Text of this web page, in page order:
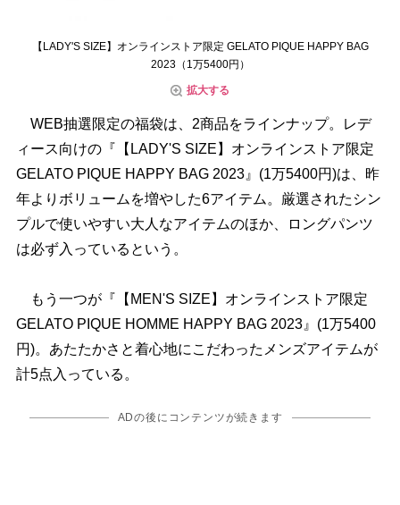
【LADY'S SIZE】オンラインストア限定 GELATO PIQUE HAPPY BAG
2023（1万5400円）
拡大する
WEB抽選限定の福袋は、2商品をラインナップ。レデ
ィース向けの『【LADY'S SIZE】オンラインストア限定
GELATO PIQUE HAPPY BAG 2023』(1万5400円)は、昨
年よりボリュームを増やした6アイテム。厳選されたシン
プルで使いやすい大人なアイテムのほか、ロングパンツ
は必ず入っているという。
もう一つが『【MEN'S SIZE】オンラインストア限定
GELATO PIQUE HOMME HAPPY BAG 2023』(1万5400
円)。あたたかさと着心地にこだわったメンズアイテムが
計5点入っている。
ADの後にコンテンツが続きます